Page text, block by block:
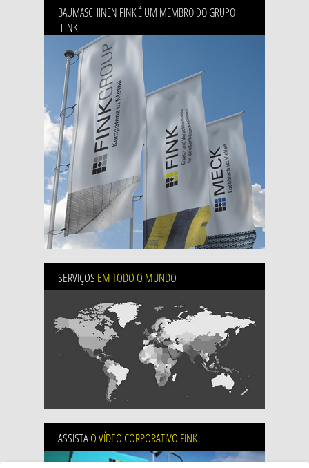
BAUMASCHINEN FINK É UM MEMBRO DO GRUPO
FINK
SERVIÇOS EM TODO O MUNDO
ASSISTAO VÍDEO CORPORATIVO FINK